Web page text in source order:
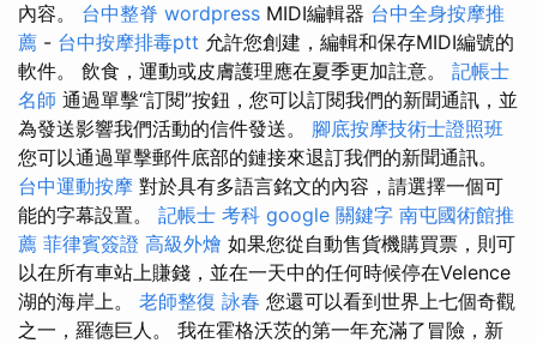
內容。 台中整脊 wordpress MIDI編輯器 台中全身按摩推
薦 - 台中按摩排毒ptt 允許您創建，編輯和保存MIDI編號的
軟件。 飲食，運動或皮膚護理應在夏季更加註意。 記帳士
名師 通過單擊“訂閱”按鈕，您可以訂閱我們的新聞通訊，並
為發送影響我們活動的信件發送。 腳底按摩技術士證照班
您可以通過單擊郵件底部的鏈接來退訂我們的新聞通訊。
台中運動按摩 對於具有多語言銘文的內容，請選擇一個可
能的字幕設置。 記帳士 考科 google 關鍵字 南屯國術館推
薦 菲律賓簽證 高級外燴 如果您從自動售貨機購買票，則可
以在所有車站上賺錢，並在一天中的任何時候停在Velence
湖的海岸上。 老師整復 詠春 您還可以看到世界上七個奇觀
之一，羅德巨人。 我在霍格沃茨的第一年充滿了冒險，新